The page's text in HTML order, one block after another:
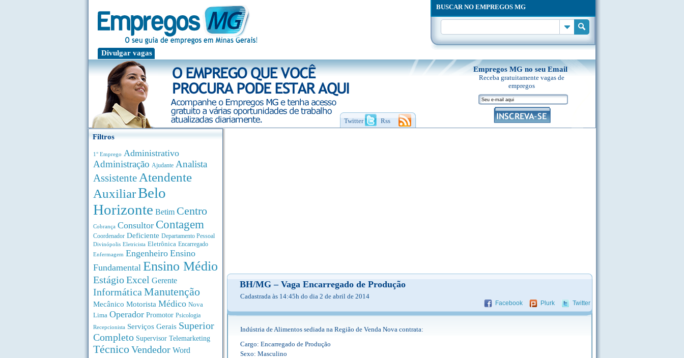
Divulgar vagas
BUSCAR NO EMPREGOS MG
Twitter Rss
Empregos MG no seu Email
Receba gratuitamente vagas de
empregos
Filtros
1° Emprego Administrativo
Administração Ajudante Analista
Assistente Atendente
AuxiliarBelo
Horizonte Betim Centro
Cobrança Consultor Contagem
Coordenador Deficiente Departamento Pessoal
Divinópolis Eletricista Eletrônica Encarregado
Enfermagem Engenheiro Ensino
Fundamental Ensino Médio
EstágioExcel Gerente
Informática Manutenção
Mecânico Motorista Médico Nova
Lima Operador Promotor Psicologia
Recepcionista Serviços Gerais Superior
Completo Supervisor Telemarketing
TécnicoVendedor Word
BH/MG – Vaga Encarregado de Produção
Cadastrada às 14:45h do dia 2 de abril de 2014
Facebook Plurk Twitter
Indústria de Alimentos sediada na Região de Venda Nova contrata:
Cargo: Encarregado de Produção
Sexo: Masculino